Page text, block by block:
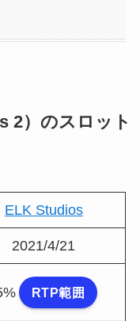
2）のスロット
ELK Studios
2021/4/21
RTP範囲